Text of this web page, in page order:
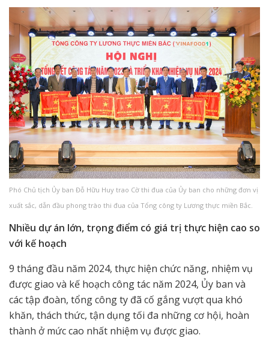
Phó Chủ tịch Ủy ban Đỗ Hữu Huy trao Cờ thi đua của Ủy ban cho những đơn vị
xuất sắc, dẫn đầu phong trào thi đua của Tổng công ty Lương thực miền Bắc.
Nhiều dự án lớn, trọng điểm có giá trị thực hiện cao so
với kế hoạch
9 tháng đầu năm 2024, thực hiện chức năng, nhiệm vụ
được giao và kế hoạch công tác năm 2024, Ủy ban và
các tập đoàn, tổng công ty đã cố gắng vượt qua khó
khăn, thách thức, tận dụng tối đa những cơ hội, hoàn
thành ở mức cao nhất nhiệm vụ được giao.